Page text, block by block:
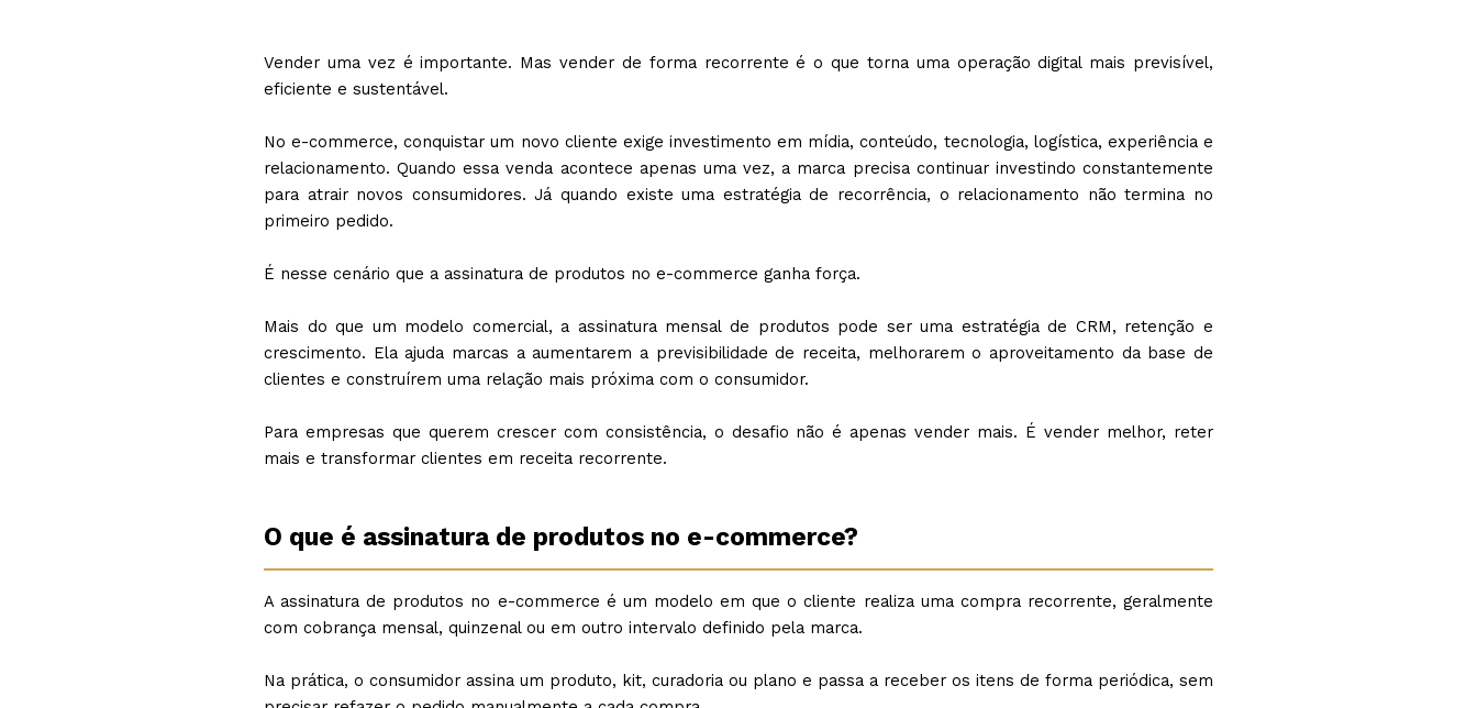
Vender uma vez é importante. Mas vender de forma recorrente é o que torna uma operação digital mais previsível,
eficiente e sustentável.
No e-commerce, conquistar um novo cliente exige investimento em mídia, conteúdo, tecnologia, logística, experiência e
relacionamento. Quando essa venda acontece apenas uma vez, a marca precisa continuar investindo constantemente
para atrair novos consumidores. Já quando existe uma estratégia de recorrência, o relacionamento não termina no
primeiro pedido.
É nesse cenário que a assinatura de produtos no e-commerce ganha força.
Mais do que um modelo comercial, a assinatura mensal de produtos pode ser uma estratégia de CRM, retenção e
crescimento. Ela ajuda marcas a aumentarem a previsibilidade de receita, melhorarem o aproveitamento da base de
clientes e construírem uma relação mais próxima com o consumidor.
Para empresas que querem crescer com consistência, o desafio não é apenas vender mais. É vender melhor, reter
mais e transformar clientes em receita recorrente.
O que é assinatura de produtos no e-commerce?
A assinatura de produtos no e-commerce é um modelo em que o cliente realiza uma compra recorrente, geralmente
com cobrança mensal, quinzenal ou em outro intervalo definido pela marca.
Na prática, o consumidor assina um produto, kit, curadoria ou plano e passa a receber os itens de forma periódica, sem